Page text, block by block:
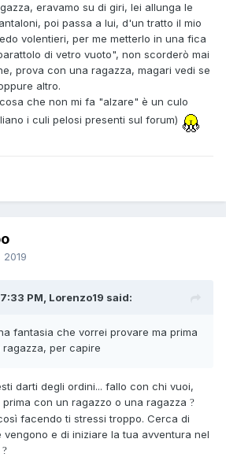
eravamo su di giri, lei allunga le
poi passa a lui, d'un tratto il mio
volentieri, per me metterlo in una fica
di vetro vuoto", non scorderò mai
prova con una ragazza, magari vedi se
altro.
che non mi fa "alzare" è un culo
i culi pelosi presenti sul forum)
2019
PM, Lorenzo19 said:
fantasia che vorrei provare ma prima
per capire
darti degli ordini... fallo con chi vuoi,
con un ragazzo o una ragazza ?
facendo ti stressi troppo. Cerca di
e di iniziare la tua avventura nel
?